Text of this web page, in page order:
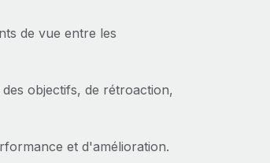
de vue entre les
objectifs, de rétroaction,
et d'amélioration.